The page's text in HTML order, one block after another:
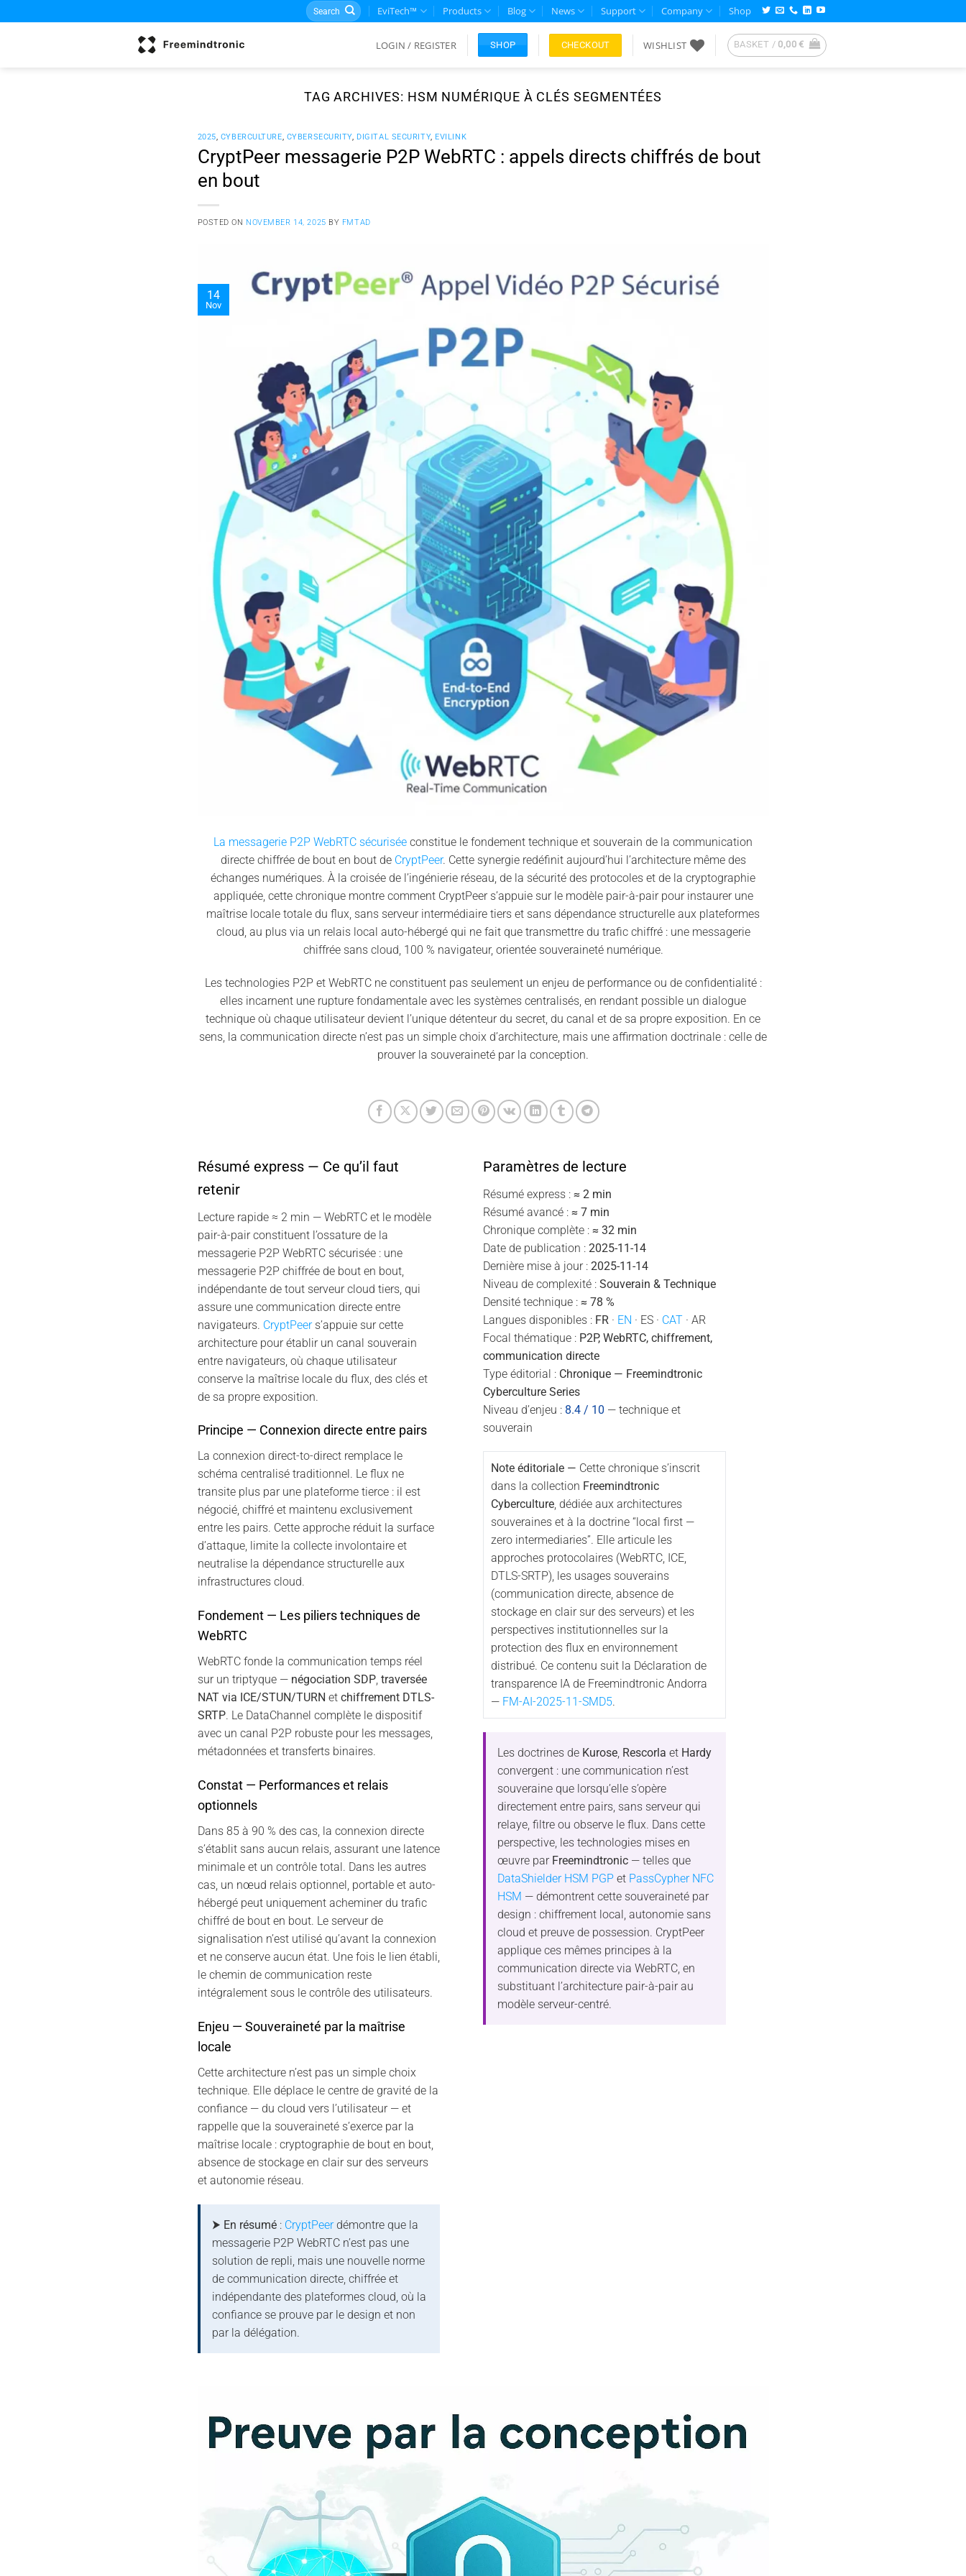
to
Search
for:
EviTech™ Products Blog News Support Company Shop
LOGIN / REGISTER SHOP CHECKOUT WISHLIST BASKET / 0,00€
TAG ARCHIVES: HSM NUMÉRIQUE À CLÉS SEGMENTÉES
2025, CYBERCULTURE, CYBERSECURITY, DIGITAL SECURITY, EVILINK
CryptPeer messagerie P2P WebRTC : appels directs chiffrés de bout
en bout
POSTED ON NOVEMBER 14, 2025 BY FMTAD
14
Nov
La messagerie P2P WebRTC sécurisée constitue le fondement technique et souverain de la communication
directe chiffrée de bout en bout de CryptPeer. Cette synergie redéfinit aujourd’hui l’architecture même des
échanges numériques. À la croisée de l’ingénierie réseau, de la sécurité des protocoles et de la cryptographie
appliquée, cette chronique montre comment CryptPeer s’appuie sur le modèle pair-à-pair pour instaurer une
maîtrise locale totale du flux, sans serveur intermédiaire tiers et sans dépendance structurelle aux plateformes
cloud, au plus via un relais local auto-hébergé qui ne fait que transmettre du trafic chiffré : une messagerie
chiffrée sans cloud, 100 % navigateur, orientée souveraineté numérique.
Les technologies P2P et WebRTC ne constituent pas seulement un enjeu de performance ou de confidentialité :
elles incarnent une rupture fondamentale avec les systèmes centralisés, en rendant possible un dialogue
technique où chaque utilisateur devient l’unique détenteur du secret, du canal et de sa propre exposition. En ce
sens, la communication directe n’est pas un simple choix d’architecture, mais une affirmation doctrinale : celle de
prouver la souveraineté par la conception.
Résumé express — Ce qu’il faut
retenir
Lecture rapide ≈ 2 min — WebRTC et le modèle
pair-à-pair constituent l’ossature de la
messagerie P2P WebRTC sécurisée : une
messagerie P2P chiffrée de bout en bout,
indépendante de tout serveur cloud tiers, qui
assure une communication directe entre
navigateurs. CryptPeers’appuie sur cette
architecture pour établir un canal souverain
entre navigateurs, où chaque utilisateur
conserve la maîtrise locale du flux, des clés et
de sa propre exposition.
Principe — Connexion directe entre pairs
La connexion direct-to-direct remplace le
schéma centralisé traditionnel. Le flux ne
transite plus par une plateforme tierce : il est
négocié, chiffré et maintenu exclusivement
entre les pairs. Cette approche réduit la surface
d’attaque, limite la collecte involontaire et
neutralise la dépendance structurelle aux
infrastructures cloud.
Fondement — Les piliers techniques de
WebRTC
WebRTC fonde la communication temps réel
sur un triptyque — négociation SDP, traversée
NAT via ICE/STUN/TURN et chiffrement DTLS-
SRTP. Le DataChannel complète le dispositif
avec un canal P2P robuste pour les messages,
métadonnées et transferts binaires.
Constat — Performances et relais
optionnels
Dans 85 à 90 % des cas, la connexion directe
s’établit sans aucun relais, assurant une latence
minimale et un contrôle total. Dans les autres
cas, un nœud relais optionnel, portable et auto-
hébergé peut uniquement acheminer du trafic
chiffré de bout en bout. Le serveur de
signalisation n’est utilisé qu’avant la connexion
et ne conserve aucun état. Une fois le lien établi,
le chemin de communication reste
intégralement sous le contrôle des utilisateurs.
Enjeu — Souveraineté par la maîtrise
locale
Cette architecture n’est pas un simple choix
technique. Elle déplace le centre de gravité de la
confiance — du cloud vers l’utilisateur — et
rappelle que la souveraineté s’exerce par la
maîtrise locale : cryptographie de bout en bout,
absence de stockage en clair sur des serveurs
et autonomie réseau.
⮞ En résumé: CryptPeerdémontre que la
messagerie P2P WebRTC n’est pas une
solution de repli, mais une nouvelle norme
de communication directe, chiffrée et
indépendante des plateformes cloud, où la
confiance se prouve par le design et non
par la délégation.
Paramètres de lecture
Résumé express : ≈ 2 min
Résumé avancé : ≈ 7 min
Chronique complète : ≈ 32 min
Date de publication : 2025-11-14
Dernière mise à jour : 2025-11-14
Niveau de complexité : Souverain & Technique
Densité technique : ≈ 78 %
Langues disponibles : FR · EN · ES · CAT · AR
Focal thématique : P2P, WebRTC, chiffrement,
communication directe
Type éditorial : Chronique — Freemindtronic
Cyberculture Series
Niveau d’enjeu : 8.4 / 10 — technique et
souverain
Note éditoriale — Cette chronique s’inscrit
dans la collection Freemindtronic
Cyberculture, dédiée aux architectures
souveraines et à la doctrine “local first —
zero intermediaries”. Elle articule les
approches protocolaires (WebRTC, ICE,
DTLS-SRTP), les usages souverains
(communication directe, absence de
stockage en clair sur des serveurs) et les
perspectives institutionnelles sur la
protection des flux en environnement
distribué. Ce contenu suit la Déclaration de
transparence IA de Freemindtronic Andorra
— FM-AI-2025-11-SMD5.
Les doctrines de Kurose Rescorla et Hardy
convergent : une communication n’est
souveraine que lorsqu’elle s’opère
directement entre pairs, sans serveur qui
relaye, filtre ou observe le flux. Dans cette
perspective, les technologies mises en
œuvre par Freemindtronic — telles que
DataShielder HSM PGP et PassCypher NFC
HSM — démontrent cette souveraineté par
design : chiffrement local, autonomie sans
cloud et preuve de possession. CryptPeer
applique ces mêmes principes à la
communication directe via WebRTC, en
substituant l’architecture pair-à-pair au
modèle serveur-centré.